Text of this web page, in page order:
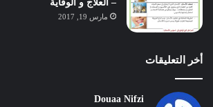
– العلاج و الوقاية
مارس 19, 2017
أخر التعليقات
Douaa Nifzi